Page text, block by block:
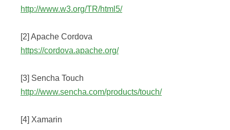
http://www.w3.org/TR/html5/
[2] Apache Cordova
https://cordova.apache.org/
[3] Sencha Touch
http://www.sencha.com/products/touch/
[4] Xamarin